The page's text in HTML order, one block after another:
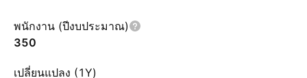
พนักงาน (ปีงบประมาณ)
350
เปลี่ยนแปลง (1Y)